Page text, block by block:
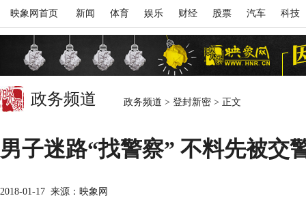
映象网首页 新闻 体育 娱乐 财经 股票 汽车 科技
政务频道 政务频道 > 登封新密 > 正文
男子迷路“找警察” 不料先被交
2018-01-17 来源：映象网